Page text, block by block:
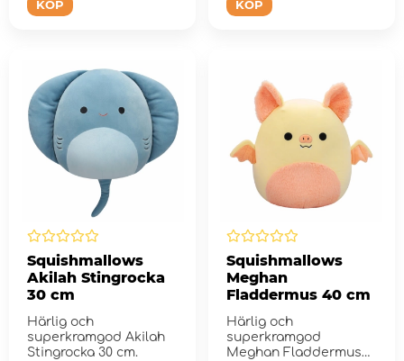
KÖP KÖP
Squishmallows
Akilah Stingrocka
30 cm
Härlig och
superkramgod Akilah
Stingrocka 30 cm.
Squishmallows
Meghan
Fladdermus 40 cm
Härlig och
superkramgod
Meghan Fladdermus